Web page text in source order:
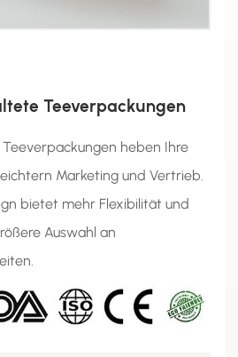
Teeverpackungen
heben Ihre
Marketing und Vertrieb.
bietet mehr Flexibilität und
Auswahl an